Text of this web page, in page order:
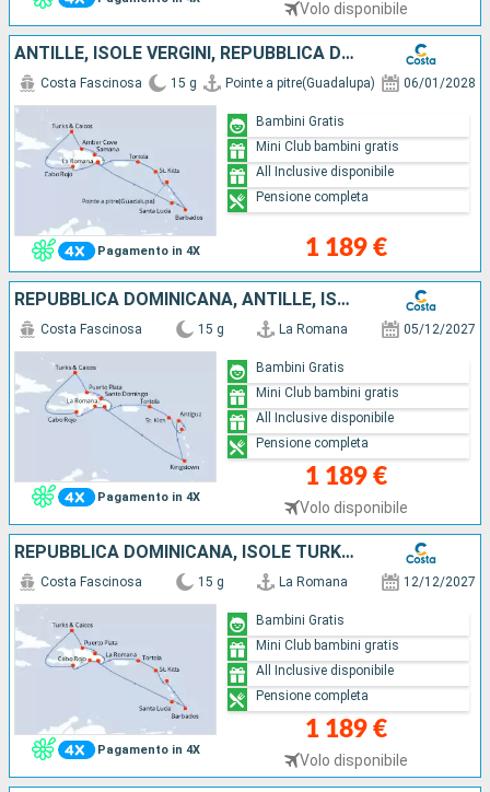
Volo disponibile
ANTILLE, ISOLE VERGINI, REPUBBLICA DOMINICANA, ISOLE TURKS
Pagamento in 4X
Costa Fascinosa 15 g Pointe a pitre(Guadalupa) 06/01/2028
1 189 €
Bambini Gratis
Mini Club bambini gratis
All Inclusive disponibile
Pensione completa
REPUBBLICA DOMINICANA, ANTILLE, ISOLE VERGINI, ISOLE TURKS
Pagamento in 4X
Costa Fascinosa 15 g La Romana 05/12/2027
1 189 €
Volo disponibile
Bambini Gratis
Mini Club bambini gratis
All Inclusive disponibile
Pensione completa
REPUBBLICA DOMINICANA, ISOLE TURKS, ANTILLE, ISOLE VERGINI
Pagamento in 4X
Costa Fascinosa 15 g La Romana 12/12/2027
1 189 €
Volo disponibile
Bambini Gratis
Mini Club bambini gratis
All Inclusive disponibile
Pensione completa